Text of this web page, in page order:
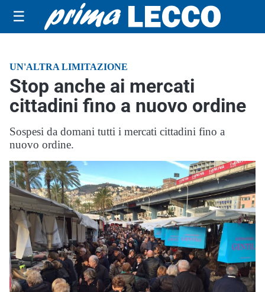
☰
UN'ALTRA LIMITAZIONE
Stop anche ai mercati
cittadini fino a nuovo ordine
Sospesi da domani tutti i mercati cittadini fino a
nuovo ordine.